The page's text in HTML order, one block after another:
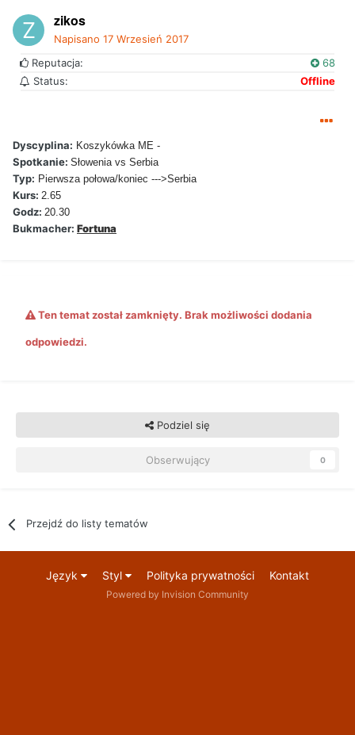
zikos
Napisano 17 Wrzesień 2017
Reputacja:
68
Status:
Offline
Dyscyplina: Koszykówka ME -
Spotkanie: Słowenia vs Serbia
Typ: Pierwsza połowa/koniec --->Serbia
Kurs: 2.65
Godz: 20.30
Bukmacher: Fortuna
Ten temat został zamknięty. Brak możliwości dodania
odpowiedzi.
Podziel się
Obserwujący 0
Przejdź do listy tematów
Język Styl Polityka prywatności Kontakt
Powered by Invision Community